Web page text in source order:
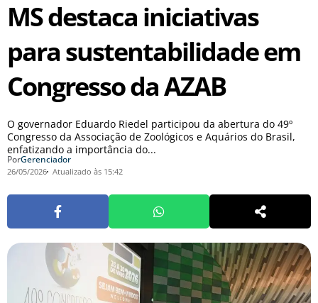
MS destaca iniciativas
para sustentabilidade em
Congresso da AZAB
O governador Eduardo Riedel participou da abertura do 49º
Congresso da Associação de Zoológicos e Aquários do Brasil,
enfatizando a importância do...
PorGerenciador
26/05/2026 Atualizado às 15:42